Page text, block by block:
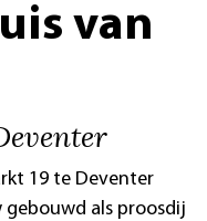
van
19 te Deventer
als proosdij